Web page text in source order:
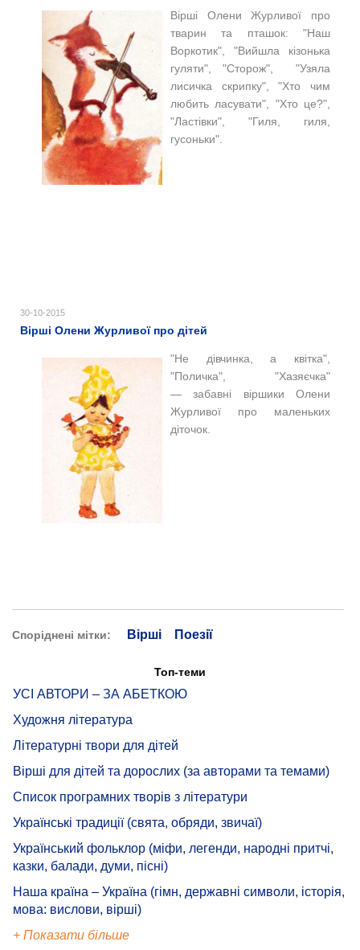
Вірші Олени Журливої про
тварин та пташок: "Наш
Воркотик", "Вийшла кізонька
гуляти", "Сторож", "Узяла
лисичка скрипку", "Хто чим
любить ласувати", "Хто це?",
"Ластівки", "Гиля, гиля,
гусоньки".
30-10-2015
Вірші Олени Журливої про дітей
"Не дівчинка, а квітка",
"Поличка", "Хазяєчка"
— забавні віршики Олени
Журливої про маленьких
діточок.
Споріднені мітки: Вірші Поезії
Топ-теми
УСІ АВТОРИ – ЗА АБЕТКОЮ
Художня література
Літературні твори для дітей
Вірші для дітей та дорослих (за авторами та темами)
Список програмних творів з літератури
Українські традиції (свята, обряди, звичаї)
Український фольклор (міфи, легенди, народні притчі,
казки, балади, думи, пісні)
Наша країна – Україна (гімн, державні символи, історія,
мова: вислови, вірші)
+ Показати більше